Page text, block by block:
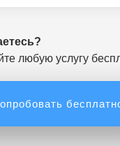
любую услугу